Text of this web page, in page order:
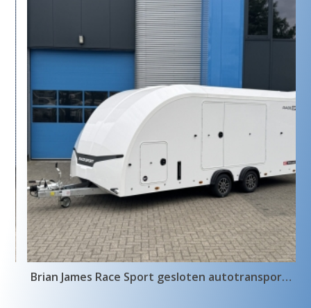
Brian James Race Sport gesloten autotransporter